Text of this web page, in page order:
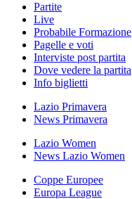
Partite
Live
Probabile Formazione
Pagelle e voti
Interviste post partita
Dove vedere la partita
Info biglietti
Lazio Primavera
News Primavera
Lazio Women
News Lazio Women
Coppe Europee
Europa League